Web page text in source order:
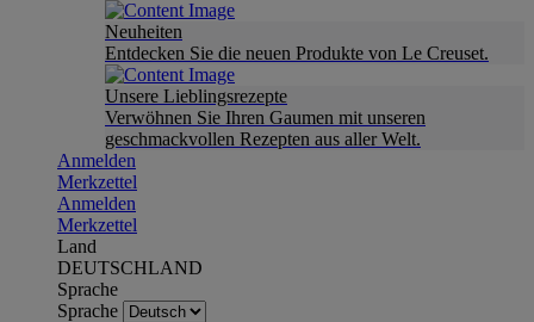
Neuheiten
Entdecken Sie die neuen Produkte von Le Creuset.
Unsere Lieblingsrezepte
Verwöhnen Sie Ihren Gaumen mit unseren
geschmackvollen Rezepten aus aller Welt.
Anmelden
Merkzettel
Anmelden
Merkzettel
Land
DEUTSCHLAND
Sprache
Sprache